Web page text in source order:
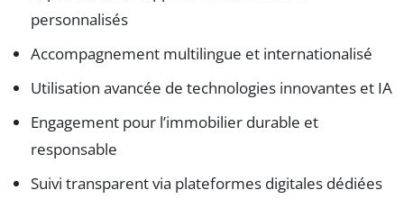
personnalisés
Accompagnement multilingue et internationalisé
Utilisation avancée de technologies innovantes et IA
Engagement pour l’immobilier durable et
responsable
Suivi transparent via plateformes digitales dédiées